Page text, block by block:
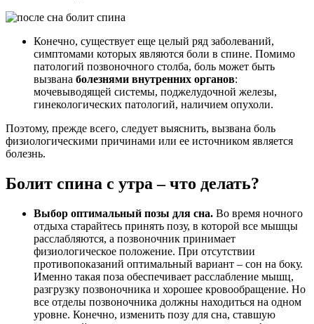
Конечно, существует еще целый ряд заболеваний,
симптомами которых являются боли в спине. Помимо
патологий позвоночного столба, боль может быть
вызвана болезнями внутренних органов:
мочевыводящей системы, поджелудочной железы,
гинекологических патологий, наличием опухоли.
Поэтому, прежде всего, следует выяснить, вызвана боль
физиологическими причинами или ее источником является
болезнь.
Болит спина с утра – что делать?
Выбор оптимальный позы для сна. Во время ночного
отдыха старайтесь принять позу, в которой все мышцы
расслабляются, а позвоночник принимает
физиологическое положение. При отсутствии
противопоказаний оптимальный вариант – сон на боку.
Именно такая поза обеспечивает расслабление мышц,
разгрузку позвоночника и хорошее кровообращение. Но
все отделы позвоночника должны находиться на одном
уровне. Конечно, изменить позу для сна, ставшую